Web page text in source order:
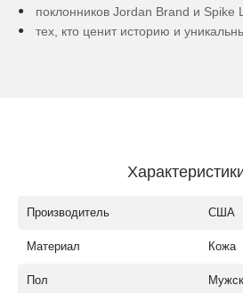
поклонников Jordan Brand и Spike
тех, кто ценит историю и
Производитель США
Материал Кожа
Пол